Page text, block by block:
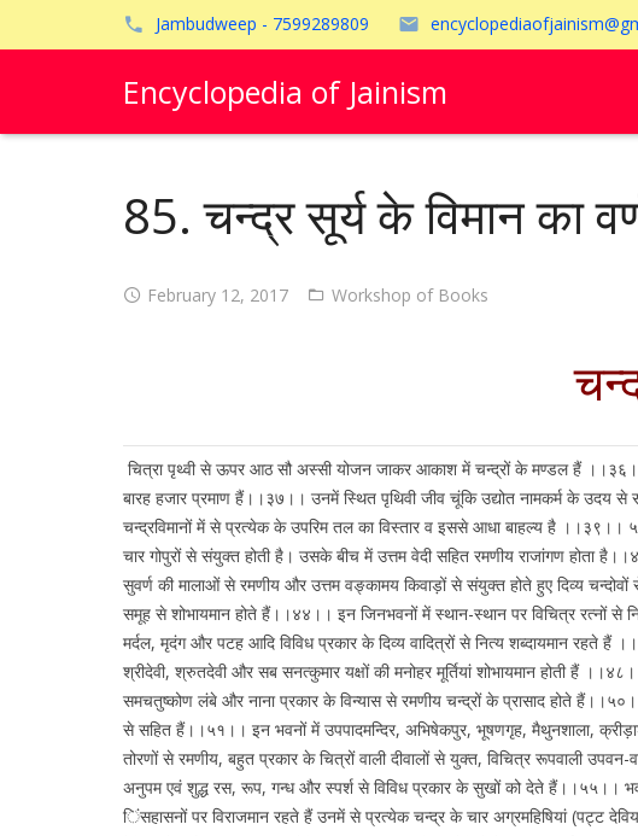
Jambudweep - 7599289809
Encyclopedia of Jainism
85. चन्द्र सूर्य के विमान का
February 12, 2017 Workshop of Books
चित्रा पृथ्वी से ऊपर आठ सौ अस्सी योजन जाकर आकाश में चन्द्रों के मण्डल हैं
बारह हजार प्रमाण हैं।।३७।। उनमें स्थित पृथिवी जीव चूंकि उद्योत नामकर्म के
चन्द्रविमानों में से प्रत्येक के उपरिम तल का विस्तार व इससे आधा बाहल्य है
चार गोपुरों से संयुक्त होती है। उसके बीच में उत्तम वेदी सहित रमणीय राजांगण होता
सुवर्ण की मालाओं से रमणीय और उत्तम वङ्कामय किवाड़ों से संयुक्त होते हुए दिव्य
समूह से शोभायमान होते हैं।।४४।। इन जिनभवनों में स्थान-स्थान पर विचित्र रत्नों से
मर्दल, मृदंग और पटह आदि विविध प्रकार के दिव्य वादित्रों से नित्य शब्दायमान रहते
श्रीदेवी, श्रुतदेवी और सब सनत्कुमार यक्षों की मनोहर मूर्तियां शोभायमान होती हैं
समचतुष्कोण लंबे और नाना प्रकार के विन्यास से रमणीय चन्द्रों के प्रासाद होते
से सहित हैं।।५१।। इन भवनों में उपपादमन्दिर, अभिषेकपुर, भूषणगृह, मैथुनशाला,
तोरणों से रमणीय, बहुत प्रकार के चित्रों वाली दीवालों से युक्त, विचित्र रूपवाली
अनुपम एवं शुद्ध रस, रूप, गन्ध और स्पर्श से विविध प्रकार के सुखों को देते हैं।।५५।।
िंसहासनों पर विराजमान रहते हैं उनमें से प्रत्येक चन्द्र के चार अग्रमहिषियां (पट्ट